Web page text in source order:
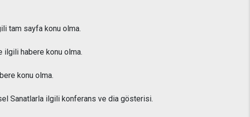
tam sayfa konu olma.
ilgili habere konu olma.
konu olma.
Sanatlarla ilgili konferans ve dia gösterisi.